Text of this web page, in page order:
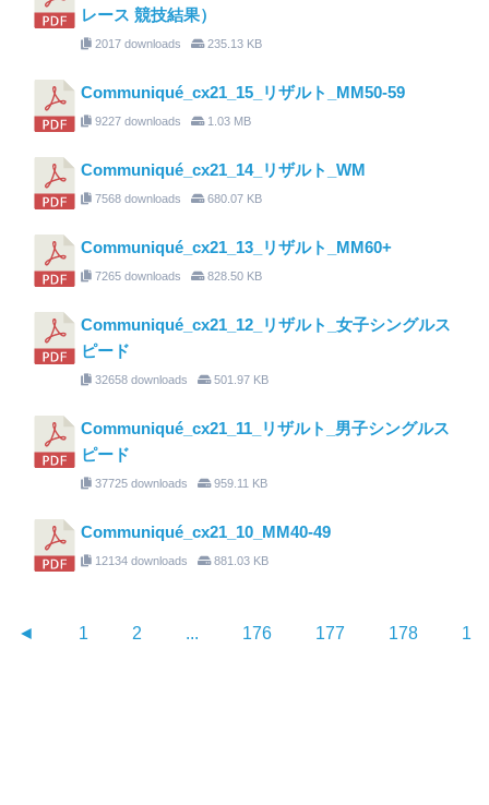
レース 競技結果）
2017 downloads 235.13 KB
Communiqué_cx21_15_リザルト_MM50-59
9227 downloads 1.03 MB
Communiqué_cx21_14_リザルト_WM
7568 downloads 680.07 KB
Communiqué_cx21_13_リザルト_MM60+
7265 downloads 828.50 KB
Communiqué_cx21_12_リザルト_女子シングルス
ピード
32658 downloads 501.97 KB
Communiqué_cx21_11_リザルト_男子シングルス
ピード
37725 downloads 959.11 KB
Communiqué_cx21_10_MM40-49
12134 downloads 881.03 KB
◄ 1 2 ... 176 177 178